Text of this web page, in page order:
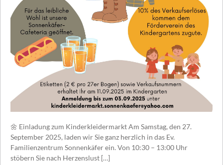
🌼 Einladung zum Kinderkleidermarkt Am Samstag, den 27.
September 2025, laden wir Sie ganz herzlich in das Ev.
Familienzentrum Sonnenkäfer ein. Von 10:30 – 13:00 Uhr
stöbern Sie nach Herzenslust […]